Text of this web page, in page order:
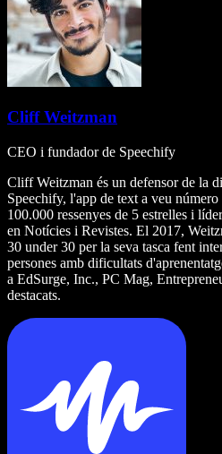
Cliff Weitzman
CEO i fundador de Speechify
Cliff Weitzman és un defensor de la
Speechify, l'app de text a veu
100.000 ressenyes de 5 estrelles i
en Notícies i Revistes. El 2017,
30 under 30 per la seva tasca fent
persones amb dificultats
a EdSurge, Inc., PC Mag,
destacats.